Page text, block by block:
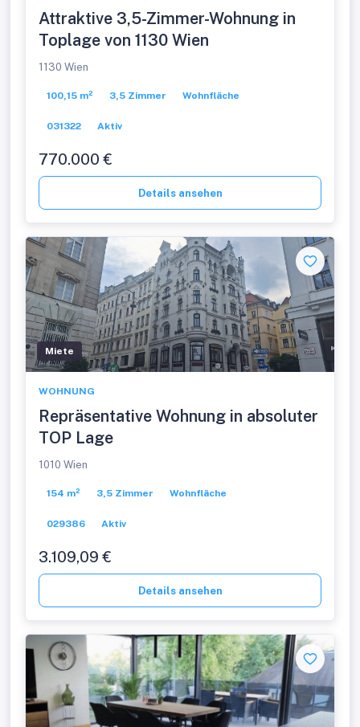
Attraktive 3,5-Zimmer-Wohnung in
Toplage von 1130 Wien
1130 Wien
100,15 m² 3,5 Zimmer Wohnfläche
031322 Aktiv
770.000 €
Details ansehen
Miete
WOHNUNG
Repräsentative Wohnung in absoluter
TOP Lage
1010 Wien
154 m² 3,5 Zimmer Wohnfläche
029386 Aktiv
3.109,09 €
Details ansehen